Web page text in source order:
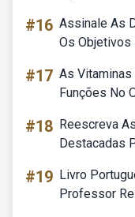
#16 Assinale As
Os Objetivos
#17 As
Funções No
#18 Reescreva
Destacadas
#19 Livro
Professor